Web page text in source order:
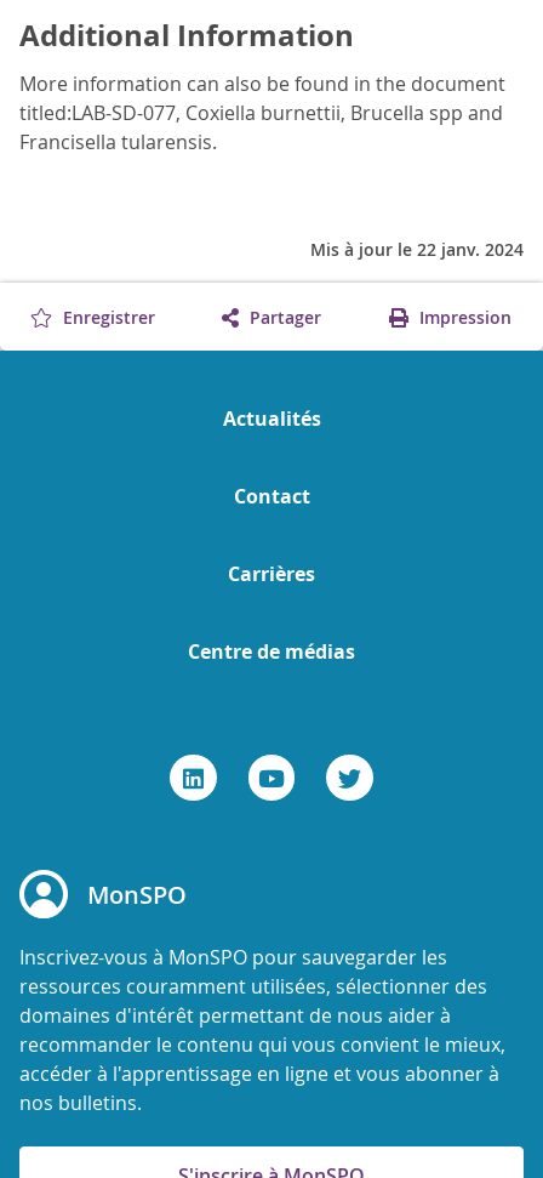
Additional Information
More information can also be found in the document
titled:LAB-SD-077, Coxiella burnettii, Brucella spp and
Francisella tularensis.
Mis à jour le 22 janv. 2024
Enregistrer Partager Impression
Actualités
Contact
Carrières
Centre de médias
MonSPO
Inscrivez-vous à MonSPO pour sauvegarder les
ressources couramment utilisées, sélectionner des
domaines d'intérêt permettant de nous aider à
recommander le contenu qui vous convient le mieux,
accéder à l'apprentissage en ligne et vous abonner à
nos bulletins.